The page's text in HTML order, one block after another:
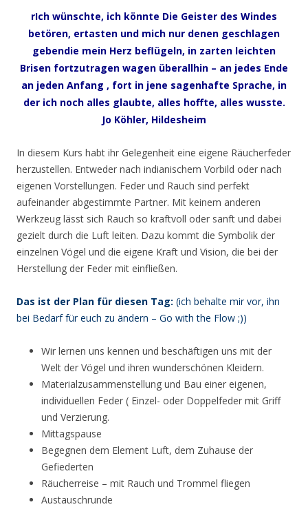
rIch wünschte, ich könnte Die Geister des Windes
betören, ertasten und mich nur denen geschlagen
gebendie mein Herz beflügeln, in zarten leichten
Brisen fortzutragen wagen überallhin – an jedes Ende
an jeden Anfang , fort in jene sagenhafte Sprache, in
der ich noch alles glaubte, alles hoffte, alles wusste.
Jo Köhler, Hildesheim
In diesem Kurs habt ihr Gelegenheit eine eigene Räucherfeder
herzustellen. Entweder nach indianischem Vorbild oder nach
eigenen Vorstellungen. Feder und Rauch sind perfekt
aufeinander abgestimmte Partner. Mit keinem anderen
Werkzeug lässt sich Rauch so kraftvoll oder sanft und dabei
gezielt durch die Luft leiten. Dazu kommt die Symbolik der
einzelnen Vögel und die eigene Kraft und Vision, die bei der
Herstellung der Feder mit einfließen.
Das ist der Plan für diesen Tag: (ich behalte mir vor, ihn
bei Bedarf für euch zu ändern – Go with the Flow ;))
Wir lernen uns kennen und beschäftigen uns mit der
Welt der Vögel und ihren wunderschönen Kleidern.
Materialzusammenstellung und Bau einer eigenen,
individuellen Feder ( Einzel- oder Doppelfeder mit Griff
und Verzierung.
Mittagspause
Begegnen dem Element Luft, dem Zuhause der
Gefiederten
Räucherreise – mit Rauch und Trommel fliegen
Austauschrunde